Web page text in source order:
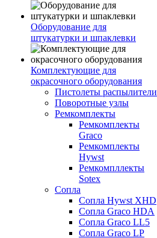
Оборудование для
штукатурки и шпаклевки
Комплектующие для
окрасочного оборудования
Пистолеты распылители
Поворотные узлы
Ремкомплекты
Ремкомплекты
Graco
Ремкомплекты
Hywst
Ремкомпллекты
Sotex
Сопла
Сопла Hywst XHD
Сопла Graco HDA
Сопла Graco LL5
Сопла Graco LP